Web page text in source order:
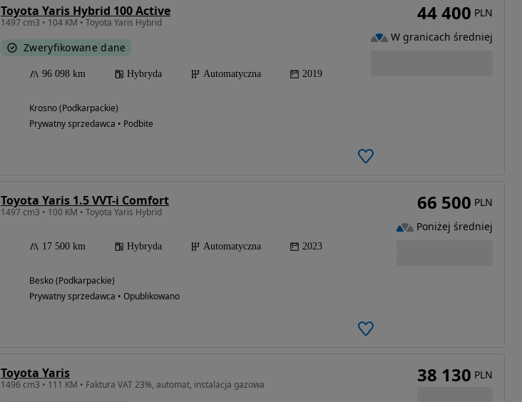
Toyota Yaris Hybrid 100 Active
1497 cm3 • 104 KM • Toyota Yaris Hybrid
Zweryfikowane dane
96 098 km Hybryda Automatyczna 2019
Krosno (Podkarpackie)
Prywatny sprzedawca • Podbite
44 400 PLN
W granicach średniej
Toyota Yaris 1.5 VVT-i Comfort
1497 cm3 • 100 KM • Toyota Yaris Hybrid
17 500 km Hybryda Automatyczna 2023
Besko (Podkarpackie)
Prywatny sprzedawca • Opublikowano
66 500 PLN
Poniżej średniej
Toyota Yaris
1496 cm3 • 111 KM • Faktura VAT 23%, automat, instalacja gazowa 38 130 PLN